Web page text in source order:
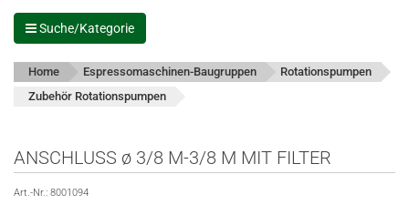
Suche/Kategorie
Home Espressomaschinen-Baugruppen
Rotationspumpen
Zubehör Rotationspumpen
ANSCHLUSS ø 3/8 M-3/8 M MIT FILTER
Art.-Nr.: 8001094